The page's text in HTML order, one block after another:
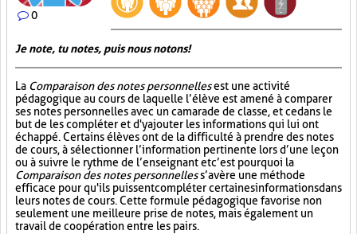
0
Je note, tu notes, puis nous notons!
La Comparaison des notes personnellesest une activité
pédagogique au cours de laquelle l’élève est amené à comparer
ses notes personnelles avec un camarade de classe, et ce dans le
but de les compléter et d'y ajouter les informations qui lui ont
échappé. Certains élèves ont de la difficulté à prendre des notes
de cours, à sélectionner l’information pertinente lors d’une leçon
ou à suivre le rythme de l’enseignant et c’est pourquoi la
Comparaison des notes personnelless’avère une méthode
efficace pour qu'ils puissent compléter certaines informations dans
leurs notes de cours. Cette formule pédagogique favorise non
seulement une meilleure prise de notes, mais également un
travail de coopération entre les pairs.